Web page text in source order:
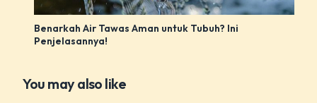
Benarkah Air Tawas Aman untuk Tubuh? Ini
Penjelasannya!
You may also like